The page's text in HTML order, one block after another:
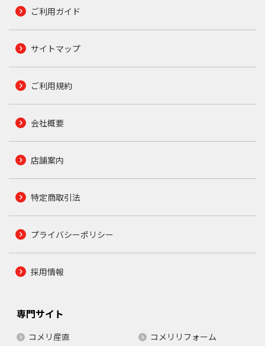
ご利用ガイド
サイトマップ
ご利用規約
会社概要
店舗案内
特定商取引法
プライバシーポリシー
採用情報
専門サイト
コメリ産直 コメリリフォーム